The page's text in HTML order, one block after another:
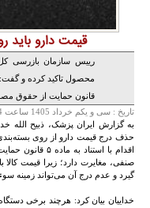
قیمت دارو
رییس سازمان بازرسی
محصول تاکید کرده و
قانون حمایت از حقوق
تاريخ : سی و يکم خرداد 1405 ساعت 19:34
به گزارش ایران پزشک، ذبیح الله
حذف درج قیمت دارو از روی
صنفی، مغایرت دارد؛ زیرا قیمت
گیرد و عدم درج آن می‌تواند زمینه
خداییان بیان کرد: هرچند برخی